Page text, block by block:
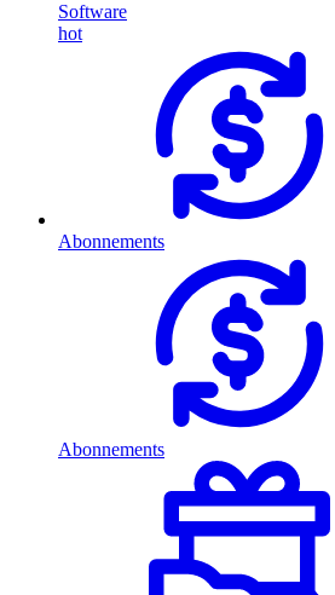
Software
hot
Abonnements
Abonnements